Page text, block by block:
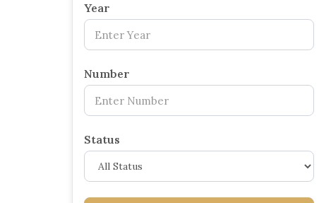
Year
Number
Status